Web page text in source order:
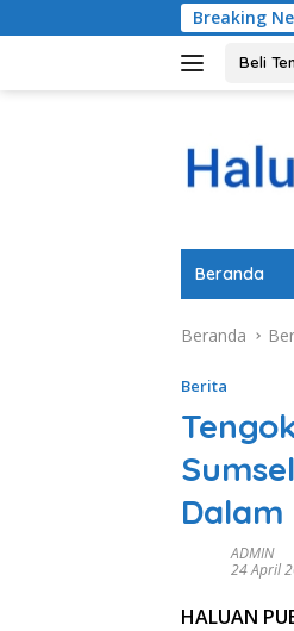
ke
Breaking
Komitmen Pemkab
Beli
Beranda
Beranda
Berita
ADMIN
24 April
HALUAN